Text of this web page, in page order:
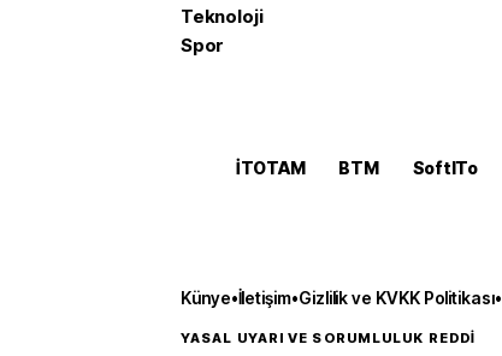
Teknoloji
Spor
İTOTAM BTM SoftITo
Künye•İletişim•Gizlilik ve KVKK Politikası•
YASAL UYARI VE SORUMLULUK REDDİ